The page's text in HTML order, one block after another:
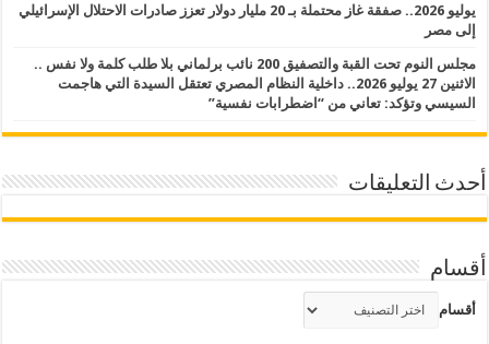
يوليو 2026.. صفقة غاز محتملة بـ 20 مليار دولار تعزز صادرات الاحتلال الإسرائيلي
إلى مصر
مجلس النوم تحت القبة والتصفيق 200 نائب برلماني بلا طلب كلمة ولا نفس ..
الاثنين 27 يوليو 2026.. داخلية النظام المصري تعتقل السيدة التي هاجمت
السيسي وتؤكد: تعاني من “اضطرابات نفسية”
أحدث التعليقات
أقسام
أقسام